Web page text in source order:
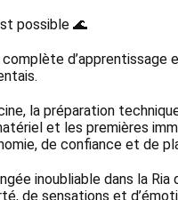
possible 🌊
d’apprentissage
la préparation
et les premières
de confiance et de
inoubliable dans la
de sensations et